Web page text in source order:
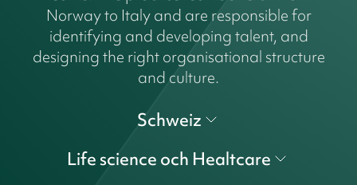
Norway to Italy and are responsible for
identifying and developing talent, and
designing the right organisational structure
and culture.
Schweiz
Life science och Healtcare